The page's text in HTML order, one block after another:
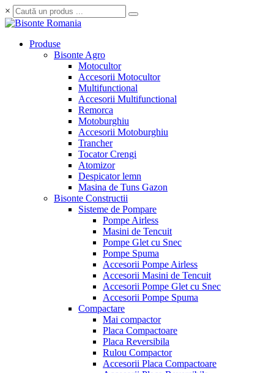
×
Produse
Bisonte Agro
Motocultor
Accesorii Motocultor
Multifunctional
Accesorii Multifunctional
Remorca
Motoburghiu
Accesorii Motoburghiu
Trancher
Tocator Crengi
Atomizor
Despicator lemn
Masina de Tuns Gazon
Bisonte Constructii
Sisteme de Pompare
Pompe Airless
Masini de Tencuit
Pompe Glet cu Snec
Pompe Spuma
Accesorii Pompe Airless
Accesorii Masini de Tencuit
Accesorii Pompe Glet cu Snec
Accesorii Pompe Spuma
Compactare
Mai compactor
Placa Compactoare
Placa Reversibila
Rulou Compactor
Accesorii Placa Compactoare